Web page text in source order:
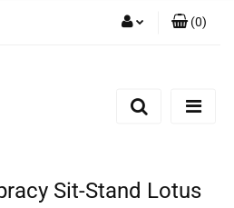
Zarejestruj się
(0)
Sit-Stand Lotus